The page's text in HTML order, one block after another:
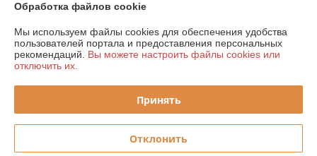
Юридическое лицо:ООО "Прогреем"
0,7км севернее аг. Подгорная
Регистрационный номер ЕГР: 291519217
Регистрационный орган: Барановичский районный исполнительный
Дата регистрации компании: 08.01.2018
Ссылка на свидетельство/лицензию
Обработка файлов cookie
Мы используем файлы cookies для обеспечения удобства
пользователей портала и предоставления персональных
рекомендаций. Вы можете настроить файлы cookies или
отключить их.
Принять
Отклонить